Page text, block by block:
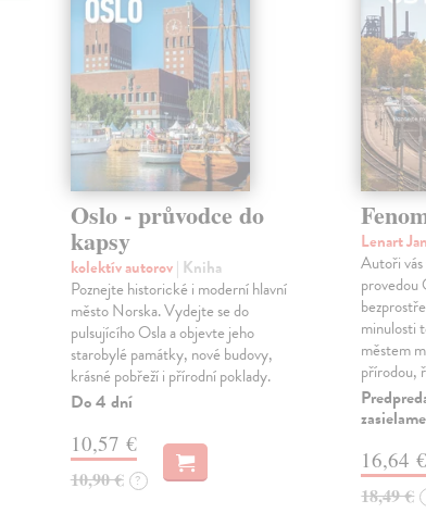
Oslo - průvodce do
kapsy
kolektív autorov| Kniha
Poznejte historické i moderní hlavní
město Norska. Vydejte se do
pulsujícího Osla a objevte jeho
starobylé památky, nové budovy,
krásné pobřeží i přírodní poklady.
Do 4 dní
10,57 €
10,90 € ?
Lenart
Autoři
provedou
minulosti
městem
přírodou,
16,64 €
18,49 €